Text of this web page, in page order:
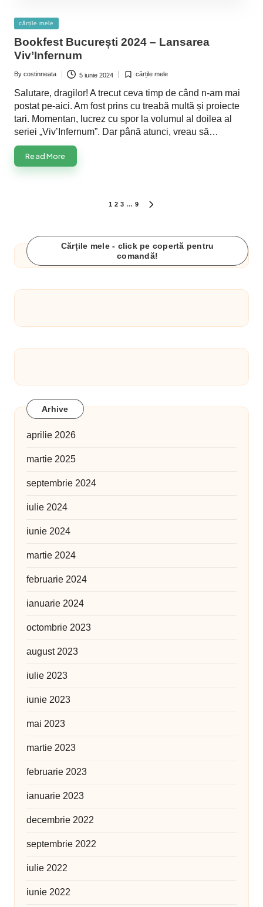
Posted
in
cărțile mele
Bookfest București 2024 – Lansarea
Viv’Infernum
Posted
By costinneata 5 iunie 2024
Postedcărțile mele
Salutare, dragilor! A trecut ceva timp de când n-am mai
postat pe-aici. Am fost prins cu treabă multă și proiecte
tari. Momentan, lucrez cu spor la volumul al doilea al
seriei „Viv’Infernum”. Dar până atunci, vreau să…
Read More
1 2 3 … 9
Cărțile mele - click pe copertă pentru
comandă!
Arhive
aprilie 2026
martie 2025
septembrie 2024
iulie 2024
iunie 2024
martie 2024
februarie 2024
ianuarie 2024
octombrie 2023
august 2023
iulie 2023
iunie 2023
mai 2023
martie 2023
februarie 2023
ianuarie 2023
decembrie 2022
septembrie 2022
iulie 2022
iunie 2022